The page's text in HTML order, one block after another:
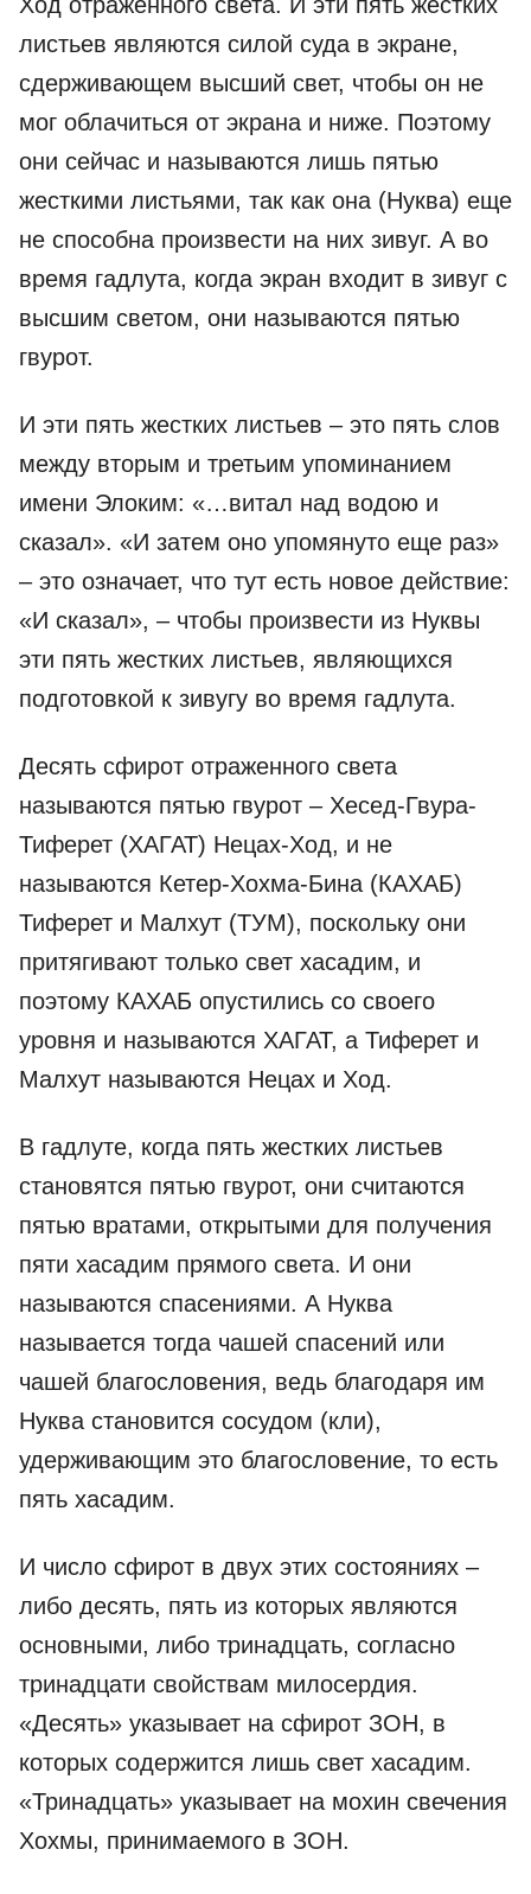
листьев являются силой суда в экране,
сдерживающем высший свет, чтобы он не
мог облачиться от экрана и ниже. Поэтому
они сейчас и называются лишь пятью
жесткими листьями, так как она (Нуква) еще
не способна произвести на них зивуг. А во
время гадлута, когда экран входит в зивуг с
высшим светом, они называются пятью
гвурот.
И эти пять жестких листьев – это пять слов
между вторым и третьим упоминанием
имени Элоким: «…витал над водою и
сказал». «И затем оно упомянуто еще раз»
– это означает, что тут есть новое действие:
«И сказал», – чтобы произвести из Нуквы
эти пять жестких листьев, являющихся
подготовкой к зивугу во время гадлута.
Десять сфирот отраженного света
называются пятью гвурот – Хесед-Гвура-
Тиферет (ХАГАТ) Нецах-Ход, и не
называются Кетер-Хохма-Бина (КАХАБ)
Тиферет и Малхут (ТУМ), поскольку они
притягивают только свет хасадим, и
поэтому КАХАБ опустились со своего
уровня и называются ХАГАТ, а Тиферет и
Малхут называются Нецах и Ход.
В гадлуте, когда пять жестких листьев
становятся пятью гвурот, они считаются
пятью вратами, открытыми для получения
пяти хасадим прямого света. И они
называются спасениями. А Нуква
называется тогда чашей спасений или
чашей благословения, ведь благодаря им
Нуква становится сосудом (кли),
удерживающим это благословение, то есть
пять хасадим.
И число сфирот в двух этих состояниях –
либо десять, пять из которых являются
основными, либо тринадцать, согласно
тринадцати свойствам милосердия.
«Десять» указывает на сфирот ЗОН, в
которых содержится лишь свет хасадим.
«Тринадцать» указывает на мохин свечения
Хохмы, принимаемого в ЗОН.